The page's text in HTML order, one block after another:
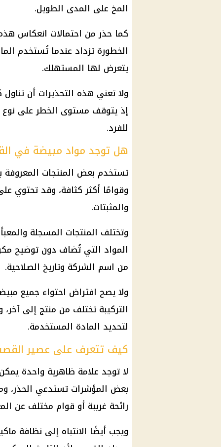
المخ على المدى الطويل.
كما حذر من احتمالات انعكاس
الخطورة تزداد عندما تُستخدم
يتعرض لها المستهلك.
ولا تعني هذه التحذيرات أن
إذ يتوقف مستوى الخطر على نوع
للفرد.
هل توجد مواد مبيضة في
تستخدم بعض المنتجات المعروفة
وقوامًا أكثر كثافة، وقد تحتوي
والمثبتات.
وتختلف المنتجات المسجلة
المواد التي تُضاف دون توضيح
من اسم الشركة وتاريخ الصلاحية.
ولا يصح افتراض احتواء جميع
التركيبة تختلف من منتج إلى
لتحديد المادة المستخدمة.
كيف تتعرف على عصير
لا توجد علامة ظاهرية واحدة
بعض المؤشرات تستدعي الحذر،
رائحة غريبة أو قوام مختلف عن
ويجب أيضًا الانتباه إلى نظافة